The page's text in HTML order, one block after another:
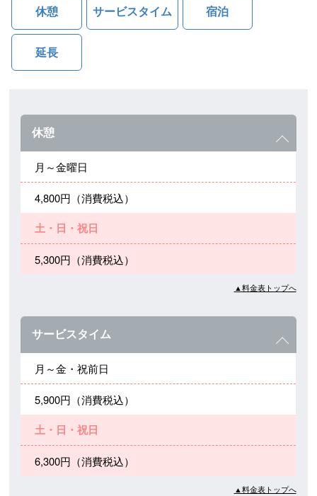
休憩 サービスタイム 宿泊
延長
休憩
月～金曜日
4,800円（消費税込）
土・日・祝日
5,300円（消費税込）
▲料金表トップへ
サービスタイム
月～金・祝前日
5,900円（消費税込）
土・日・祝日
6,300円（消費税込）
▲料金表トップへ